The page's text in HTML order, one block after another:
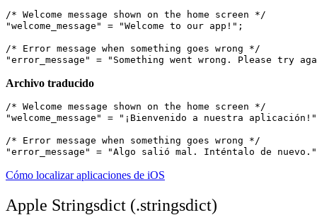
/* Welcome message shown on the home screen */
"welcome_message" = "Welcome to our app!";
/* Error message when something goes wrong */
Archivo traducido
/* Welcome message shown on the home screen */
"welcome_message" = "¡Bienvenido a nuestra
/* Error message when something goes wrong */
Cómo localizar aplicaciones de iOS
Apple Stringsdict (.stringsdict)